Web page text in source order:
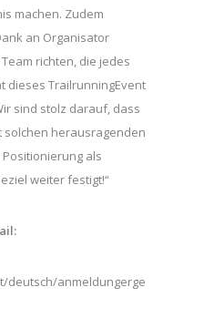
machen. Zudem
an Organisator
richten, die jedes
dieses TrailrunningEvent
sind stolz darauf, dass
solchen herausragenden
als
weiter festigt!“
deutsch/anmeldungerge